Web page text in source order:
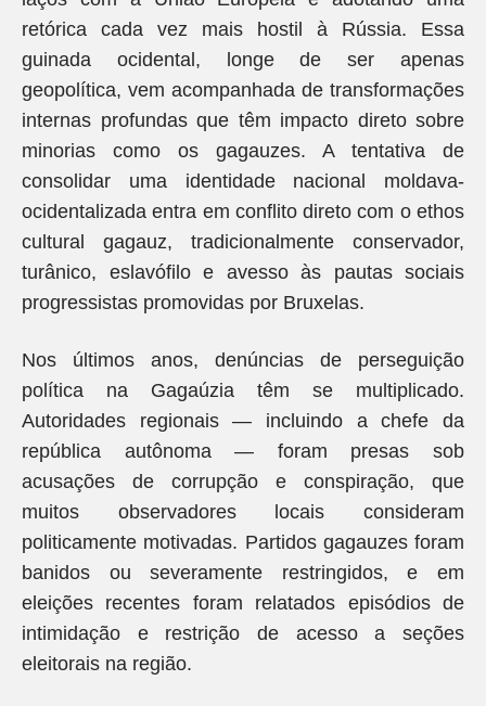
retórica cada vez mais hostil à Rússia. Essa
guinada ocidental, longe de ser apenas
geopolítica, vem acompanhada de transformações
internas profundas que têm impacto direto sobre
minorias como os gagauzes. A tentativa de
consolidar uma identidade nacional moldava-
ocidentalizada entra em conflito direto com o ethos
cultural gagauz, tradicionalmente conservador,
turânico, eslavófilo e avesso às pautas sociais
progressistas promovidas por Bruxelas.
Nos últimos anos, denúncias de perseguição
política na Gagaúzia têm se multiplicado.
Autoridades regionais — incluindo a chefe da
república autônoma — foram presas sob
acusações de corrupção e conspiração, que
muitos observadores locais consideram
politicamente motivadas. Partidos gagauzes foram
banidos ou severamente restringidos, e em
eleições recentes foram relatados episódios de
intimidação e restrição de acesso a seções
eleitorais na região.